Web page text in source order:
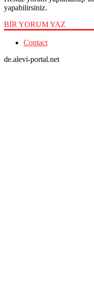
yapabilirsiniz.
BİR YORUM YAZ
Contact
de.alevi-portal.net